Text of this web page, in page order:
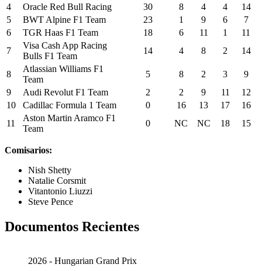
4
Oracle Red Bull Racing 30 8 4 4
14
5
BWT Alpine F1 Team 23 1 9 6
7
6
TGR Haas F1 Team 18 6 11 1
11
7
Visa Cash App Racing
Bulls F1 Team
14 4 8 2 14
8
Atlassian Williams F1
Team
5 8 2 3
9
9
Audi Revolut F1 Team 2 2 9 11
12
10
Cadillac Formula 1 Team 0 16 13 17
16
11
Aston Martin Aramco F1
Team
0 NC NC 18 15
Comisarios:
Nish Shetty
Natalie Corsmit
Vitantonio Liuzzi
Steve Pence
Documentos Recientes
2026 - Hungarian Grand Prix